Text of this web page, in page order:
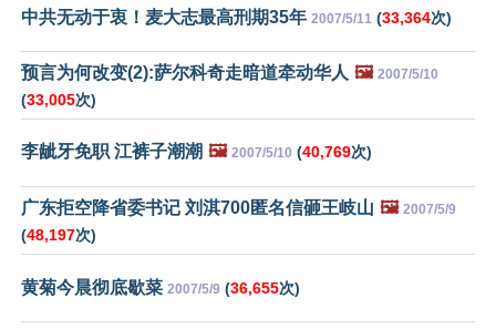
中共无动于衷！麦大志最高刑期35年 2007/5/11 (33,364次)
预言为何改变(2):萨尔科奇走暗道牵动华人 🖼️ 2007/5/10
(33,005次)
李龇牙免职 江裤子潮潮 🖼️ 2007/5/10 (40,769次)
广东拒空降省委书记 刘淇700匿名信砸王岐山 🖼️ 2007/5/9
(48,197次)
黄菊今晨彻底歇菜 2007/5/9 (36,655次)